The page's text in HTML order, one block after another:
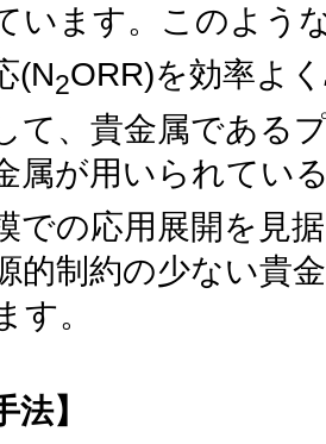
います。このよう
(N2ORR)を効率よ
て、貴金属である
属が用いられてい
での応用展開を見
的制約の少ない貴
す。
法】